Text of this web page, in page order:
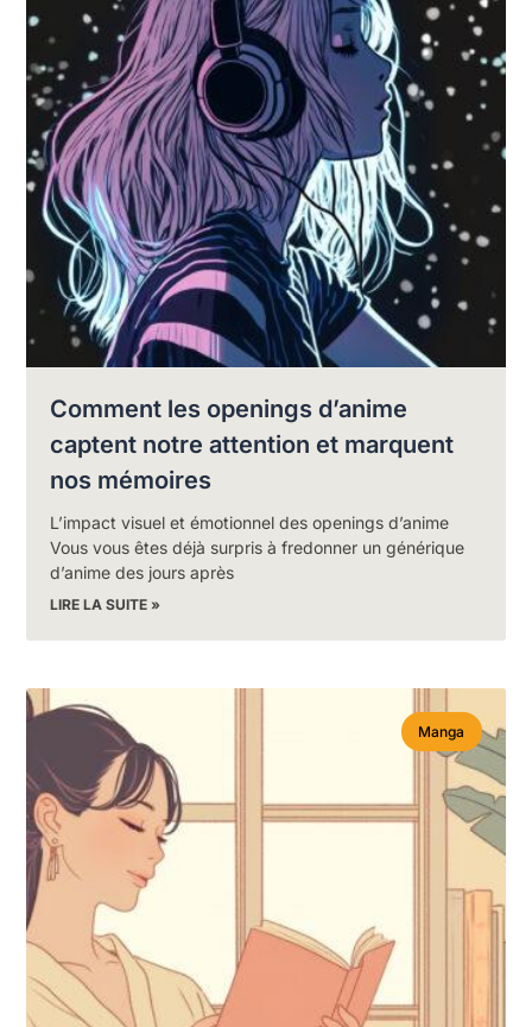
Comment les openings d’anime
captent notre attention et marquent
nos mémoires
L’impact visuel et émotionnel des openings d’anime
Vous vous êtes déjà surpris à fredonner un générique
d’anime des jours après
LIRE LA SUITE »
Manga